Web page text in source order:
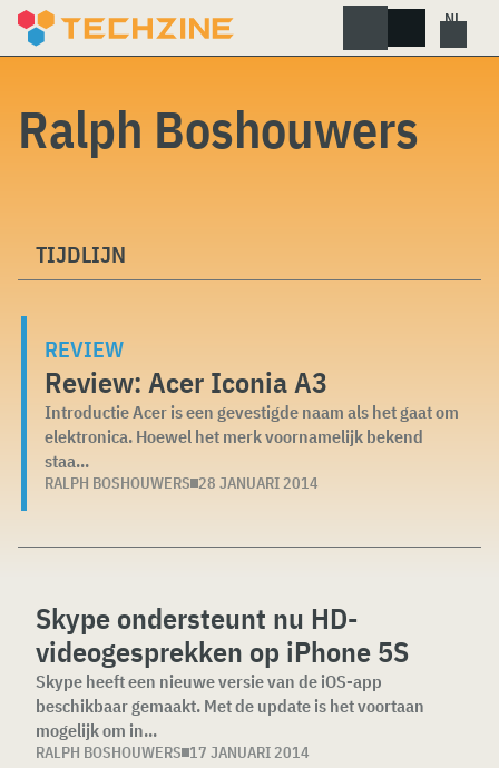
Skip
Ralph Boshouwers
TIJDLIJN
REVIEW
Review: Acer Iconia A3
Introductie Acer is een gevestigde naam als het gaat om
elektronica. Hoewel het merk voornamelijk bekend
staa...
RALPH BOSHOUWERS 28 JANUARI 2014
Skype ondersteunt nu HD-
videogesprekken op iPhone 5S
Skype heeft een nieuwe versie van de iOS-app
beschikbaar gemaakt. Met de update is het voortaan
mogelijk om in...
RALPH BOSHOUWERS 17 JANUARI 2014